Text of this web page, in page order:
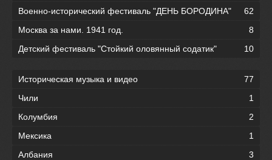
Военно-исторический фестиваль "ДЕНЬ БОРОДИНА"
62
Москва за нами. 1941 год.
8
Детский фестиваль "Стойкий оловянный содатик"
10
Историческая музыка и видео
77
Чили
1
Колумбия
2
Мексика
1
Албания
3